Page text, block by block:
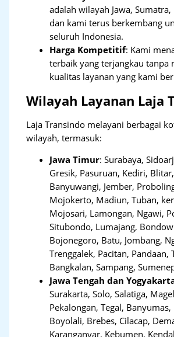
adalah wilayah Jawa,
dan kami terus berkembang
seluruh Indonesia.
Harga Kompetitif: Kami
terbaik yang terjangkau tanpa
kualitas layanan yang kami
Wilayah Layanan Laja
Laja Transindo melayani berbagai
wilayah, termasuk:
Jawa Timur:Surabaya,
Gresik, Pasuruan, Kediri,
Banyuwangi, Jember,
Mojokerto, Madiun, Tuban,
Mojosari, Lamongan, Ngawi,
Situbondo, Lumajang,
Bojonegoro, Batu, Jombang,
Trenggalek, Pacitan, Pandaan,
Bangkalan, Sampang,
Jawa Tengah dan
Surakarta, Solo, Salatiga,
Pekalongan, Tegal,
Boyolali, Brebes, Cilacap,
Karanganyar, Kebumen,